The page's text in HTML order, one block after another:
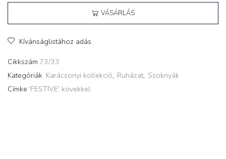
VÁSÁRLÁS
Kívánságlistához adás
Cikkszám 73/33
Kategóriák Karácsonyi kollekció, Ruházat, Szoknyák
Címke 'FESTIVE' kövekkel